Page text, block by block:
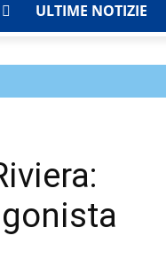
ULTIME NOTIZIE